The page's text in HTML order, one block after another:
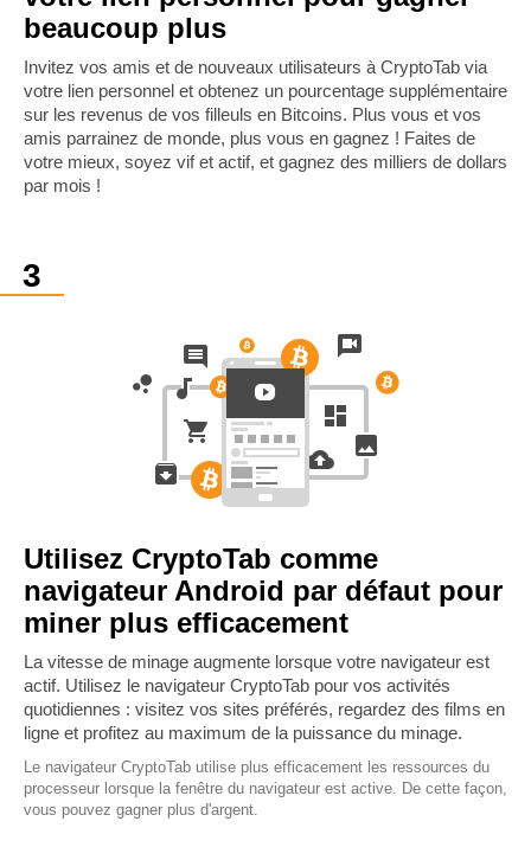
beaucoup plus
Invitez vos amis et de nouveaux utilisateurs à CryptoTab via
votre lien personnel et obtenez un pourcentage supplémentaire
sur les revenus de vos filleuls en Bitcoins. Plus vous et vos
amis parrainez de monde, plus vous en gagnez ! Faites de
votre mieux, soyez vif et actif, et gagnez des milliers de dollars
par mois !
Utilisez CryptoTab comme
navigateur Android par défaut pour
miner plus efficacement
La vitesse de minage augmente lorsque votre navigateur est
actif. Utilisez le navigateur CryptoTab pour vos activités
quotidiennes : visitez vos sites préférés, regardez des films en
ligne et profitez au maximum de la puissance du minage.
Le navigateur CryptoTab utilise plus efficacement les ressources du
processeur lorsque la fenêtre du navigateur est active. De cette façon,
vous pouvez gagner plus d'argent.